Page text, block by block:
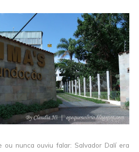
ou nunca ouviu falar: Salvador Dalí era